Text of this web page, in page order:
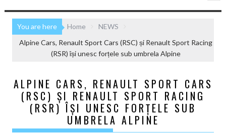
You are here Home
NEWS
Alpine Cars, Renault Sport Cars (RSC) și Renault Sport Racing
(RSR) își unesc forțele sub umbrela Alpine
ALPINE CARS, RENAULT SPORT CARS
(RSC) ȘI RENAULT SPORT RACING
(RSR) ÎȘI UNESC FORȚELE SUB
UMBRELA ALPINE